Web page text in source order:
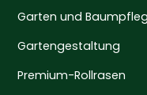
Garten und
Gartengestaltung
Premium-Rollrasen